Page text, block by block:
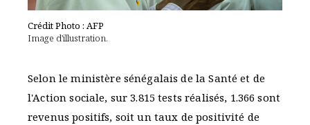
Crédit Photo : AFP
Image d'illustration.
Selon le ministère sénégalais de la Santé et de
l'Action sociale, sur 3.815 tests réalisés, 1.366 sont
revenus positifs, soit un taux de positivité de